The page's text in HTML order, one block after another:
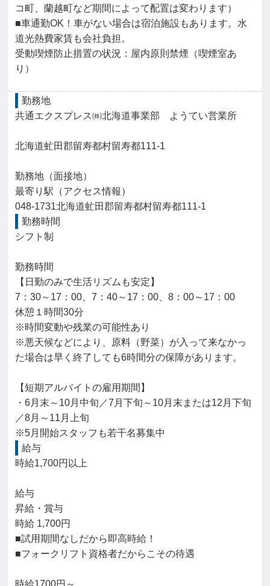
コ町、蘭越町など期間によって配置は変わります）
■車通勤OK！車がない場合は宿泊施設もあります。水
道光熱費家賃も会社負担。
受動喫煙防止措置の状況：屋内原則禁煙（喫煙室あ
り）
勤務地
共通エクスプレス㈱北海道事業部　ようてい営業所
北海道虻田郡留寿都村留寿都111-1
勤務地（面接地）
最寄り駅（アクセス情報）
048-1731北海道虻田郡留寿都村留寿都111-1
勤務時間
シフト制
勤務時間
【日勤のみで生活リズムも安定】
7：30～17：00、7：40～17：00、8：00～17：00
休憩１時間30分
※時間変動や残業の可能性あり
※悪天候などにより、原料（野菜）が入って来なかっ
た場合は早く終了しても6時間分の保障があります。
【短期アルバイトの雇用期間】
・6月末～10月中旬／7月下旬～10月末または12月下旬
／8月～11月上旬
※5月開始スタッフも若干名募集中
給与
時給1,700円以上
給与
昇給・賞与
時給 1,700円
■試用期間なしだから即高時給！
■フォークリフト資格者だからこその待遇
時給1700円～